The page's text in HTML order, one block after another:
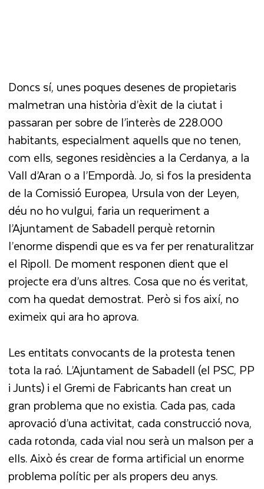
Doncs sí, unes poques desenes de propietaris
malmetran una història d’èxit de la ciutat i
passaran per sobre de l’interès de 228.000
habitants, especialment aquells que no tenen,
com ells, segones residències a la Cerdanya, a la
Vall d’Aran o a l’Empordà. Jo, si fos la presidenta
de la Comissió Europea, Ursula von der Leyen,
déu no ho vulgui, faria un requeriment a
l’Ajuntament de Sabadell perquè retornin
l’enorme dispendi que es va fer per renaturalitzar
el Ripoll. De moment responen dient que el
projecte era d’uns altres. Cosa que no és veritat,
com ha quedat demostrat. Però si fos així, no
eximeix qui ara ho aprova.
Les entitats convocants de la protesta tenen
tota la raó. L’Ajuntament de Sabadell (el PSC, PP
i Junts) i el Gremi de Fabricants han creat un
gran problema que no existia. Cada pas, cada
aprovació d’una activitat, cada construcció nova,
cada rotonda, cada vial nou serà un malson per a
ells. Això és crear de forma artificial un enorme
problema polític per als propers deu anys.